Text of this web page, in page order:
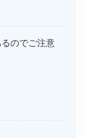
！
セリアなどの100
のでご注意